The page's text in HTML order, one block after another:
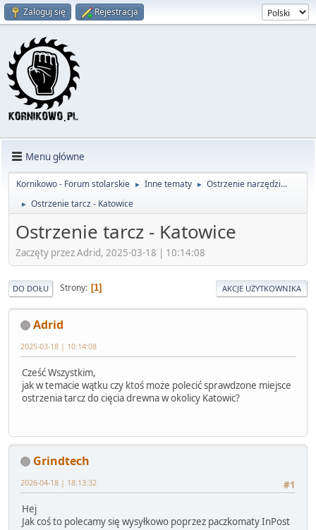
Zaloguj się Rejestracja
Menu główne
Kornikowo - Forum stolarskie ► Inne tematy ► Ostrzenie narzędzi...
► Ostrzenie tarcz - Katowice
Ostrzenie tarcz - Katowice
Zaczęty przez Adrid, 2025-03-18 | 10:14:08
DO DOŁU Strony 1 AKCJE UŻYTKOWNIKA
Adrid
2025-03-18 | 10:14:08
Cześć Wszystkim,
jak w temacie wątku czy ktoś może polecić sprawdzone miejsce
ostrzenia tarcz do cięcia drewna w okolicy Katowic?
Grindtech
#1
2026-04-18 | 18:13:32
Hej
Jak coś to polecamy się wysyłkowo poprzez paczkomaty InPost